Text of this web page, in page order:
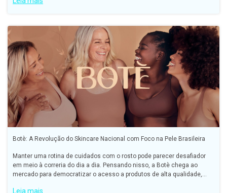
Botè: A Revolução do Skincare Nacional com Foco na Pele Brasileira
Manter uma rotina de cuidados com o rosto pode parecer desafiador
em meio à correria do dia a dia. Pensando nisso, a Botè chega ao
mercado para democratizar o acesso a produtos de alta qualidade,
Leia mais